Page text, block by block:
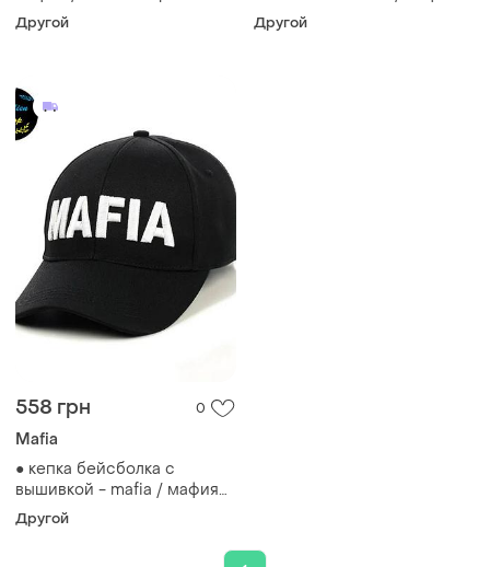
Другой
m/l серый ●
Другой
558 грн 0
Mafia
● кепка бейсболка с
вышивкой - mafia / мафия
m/l черный ●
Другой